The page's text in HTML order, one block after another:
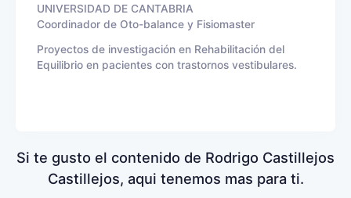
UNIVERSIDAD DE CANTABRIA
Coordinador de Oto-balance y Fisiomaster
Proyectos de investigación en Rehabilitación del
Equilibrio en pacientes con trastornos vestibulares.
Si te gusto el contenido de Rodrigo Castillejos
Castillejos, aqui tenemos mas para ti.